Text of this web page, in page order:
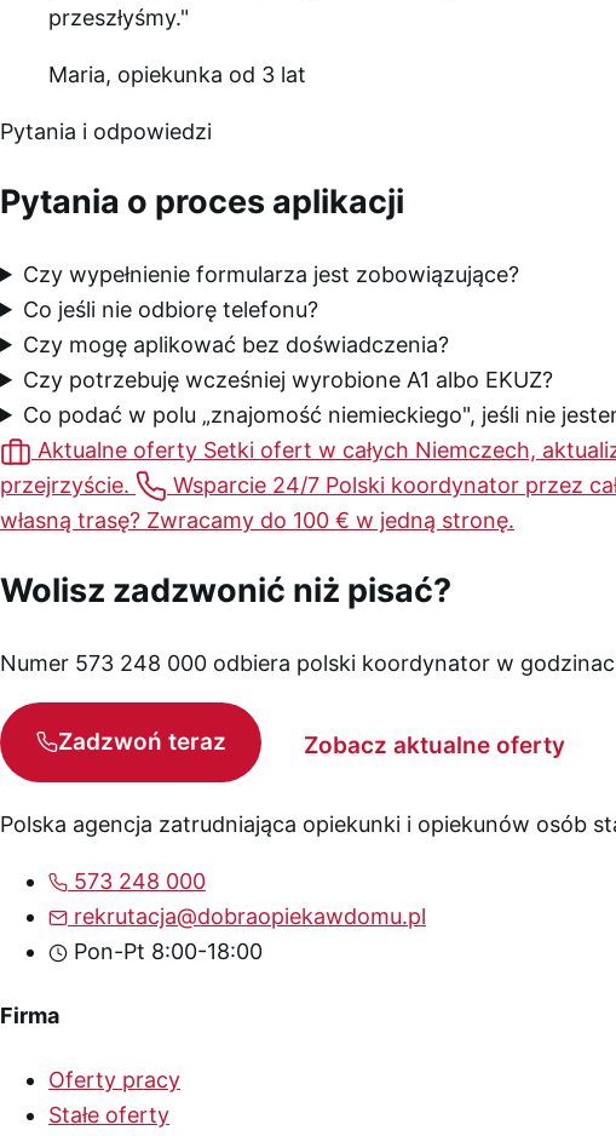
przeszłyśmy."
Maria, opiekunka od 3 lat
Pytania i odpowiedzi
Pytania o proces aplikacji
Czy wypełnienie formularza jest zobowiązujące?
Co jeśli nie odbiorę telefonu?
Czy mogę aplikować bez doświadczenia?
Czy potrzebuję wcześniej wyrobione A1 albo EKUZ?
Co podać w polu „znajomość niemieckiego", jeśli nie
Aktualne oferty Setki ofert w całych Niemczech,
przejrzyście.
Wsparcie 24/7 Polski koordynator przez
własną trasę? Zwracamy do 100 € w jedną stronę.
Wolisz zadzwonić niż pisać?
Numer 573 248 000 odbiera polski koordynator w
Zadzwoń teraz Zobacz aktualne oferty
Polska agencja zatrudniająca opiekunki i opiekunów osób
573 248 000
rekrutacja@dobraopiekawdomu.pl
Pon-Pt 8:00-18:00
Firma
Oferty pracy
Stałe oferty